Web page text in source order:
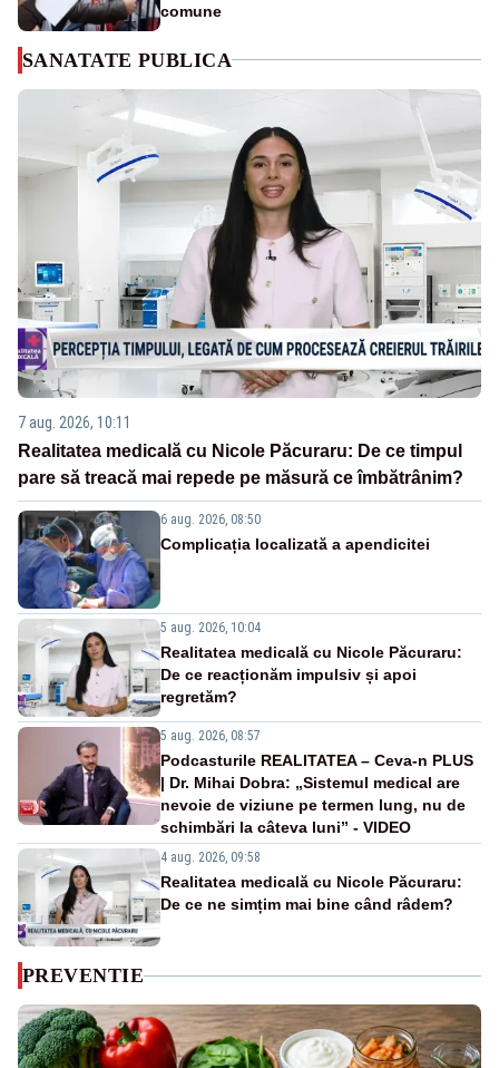
comune
SANATATE PUBLICA
7 aug. 2026, 10:11
Realitatea medicală cu Nicole Păcuraru: De ce timpul
pare să treacă mai repede pe măsură ce îmbătrânim?
6 aug. 2026, 08:50
Complicația localizată a apendicitei
5 aug. 2026, 10:04
Realitatea medicală cu Nicole Păcuraru:
De ce reacționăm impulsiv și apoi
regretăm?
5 aug. 2026, 08:57
Podcasturile REALITATEA – Ceva-n PLUS
| Dr. Mihai Dobra: „Sistemul medical are
nevoie de viziune pe termen lung, nu de
schimbări la câteva luni” - VIDEO
4 aug. 2026, 09:58
Realitatea medicală cu Nicole Păcuraru:
De ce ne simțim mai bine când râdem?
PREVENTIE